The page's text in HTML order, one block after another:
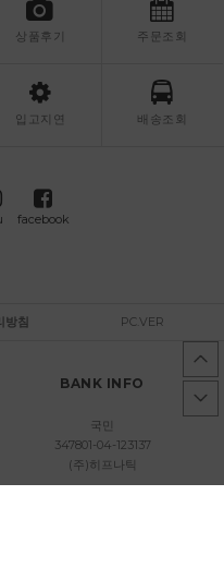
상품후기 주문조회
입고지연 배송조회
facebook
방침 PC.VER
BANK INFO
국민
347801-04-123137
(주)히프나틱